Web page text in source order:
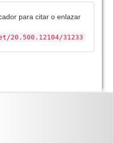
para citar o enlazar
31233